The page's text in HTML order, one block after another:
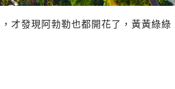
才發現阿勃勒也都開花了，黃黃綠綠